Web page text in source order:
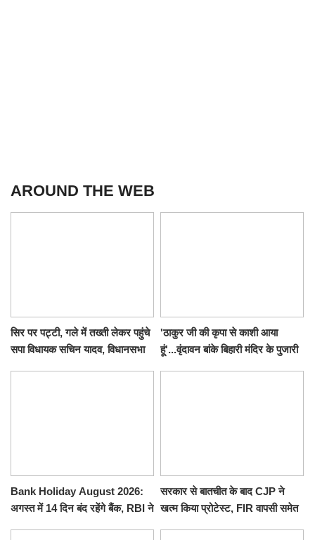
AROUND THE WEB
सिर पर पट्टी, गले में तख्ती लेकर पहुंचे
सपा विधायक सचिन यादव, विधानसभा
'ठाकुर जी की कृपा से काशी आया
हूं'...वृंदावन बांके बिहारी मंदिर के पुजारी
Bank Holiday August 2026:
अगस्त में 14 दिन बंद रहेंगे बैंक, RBI ने
सरकार से बातचीत के बाद CJP ने
खत्म किया प्रोटेस्ट, FIR वापसी समेत